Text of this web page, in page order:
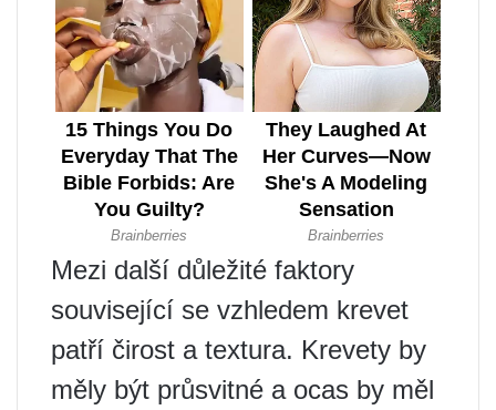
Mezi další důležité faktory
související se vzhledem krevet
patří čirost a textura. Krevety by
měly být průsvitné a ocas by měl